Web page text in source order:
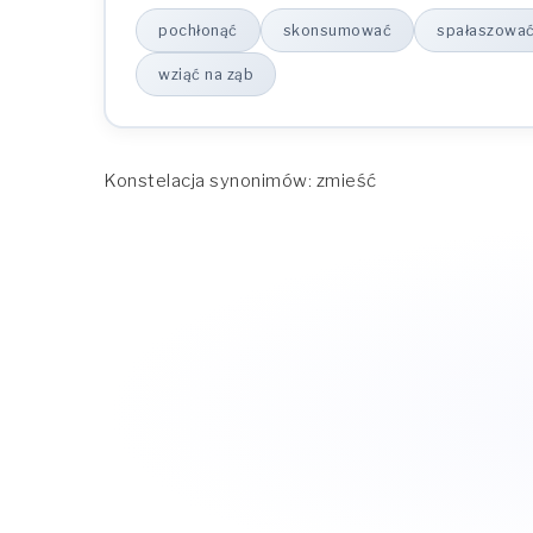
pochłonąć skonsumować spałaszować
wziąć na ząb
Konstelacja synonimów: zmieść